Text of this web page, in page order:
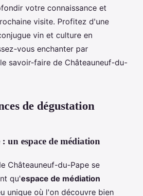
votre connaissance et
visite. Profitez d'une
vin et culture en
vous enchanter par
savoir-faire de Châteauneuf-du-
de dégustation
un espace de médiation
Châteauneuf-du-Pape se
qu'espace de médiation
unique où l'on découvre bien